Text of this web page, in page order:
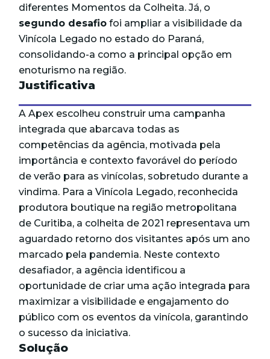
diferentes Momentos da Colheita. Já, o
segundo desafio foi ampliar a visibilidade da
Vinícola Legado no estado do Paraná,
consolidando-a como a principal opção em
enoturismo na região.
Justificativa
A Apex escolheu construir uma campanha
integrada que abarcava todas as
competências da agência, motivada pela
importância e contexto favorável do período
de verão para as vinícolas, sobretudo durante a
vindima. Para a Vinícola Legado, reconhecida
produtora boutique na região metropolitana
de Curitiba, a colheita de 2021 representava um
aguardado retorno dos visitantes após um ano
marcado pela pandemia. Neste contexto
desafiador, a agência identificou a
oportunidade de criar uma ação integrada para
maximizar a visibilidade e engajamento do
público com os eventos da vinícola, garantindo
o sucesso da iniciativa.
Solução